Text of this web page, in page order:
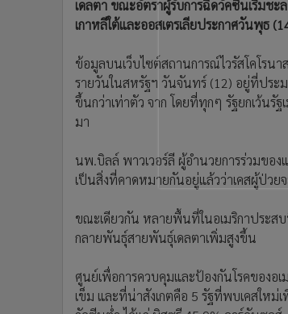
Celeb Online
เดลตา ขณะอัตราผู้รับการฉีดวัคซีนเริ่มช
เกาหลีใต้และออสเตรเลียประกาศวันพุธ
ข้อมูลบนเว็บไซต์สถานการณ์ไวรัสโคโร
รายวันในสหรัฐฯ วันจันทร์ (12) อยู่ที่ประ
ขึ้นกว่าเท่าตัว จาก โดยที่ทุกๆ รัฐยกเว้นรั
มา
นพ.บิลล์ พาวเวอร์ลี ผู้อำนวยการร่วมขอ
เป็นสิ่งที่คาดหมายกันอยู่แล้วว่าเคสผู้ป่ว
ขณะเดียวกัน หลายพื้นที่ในอเมริกาประ
กลายพันธุ์สายพันธุ์เดลตาเพิ่มสูงขึ้น
ศูนย์เพื่อการควบคุมและป้องกันโรคของอ
เข็ม และที่น่าสังเกตคือ 5 รัฐที่พบเคสให